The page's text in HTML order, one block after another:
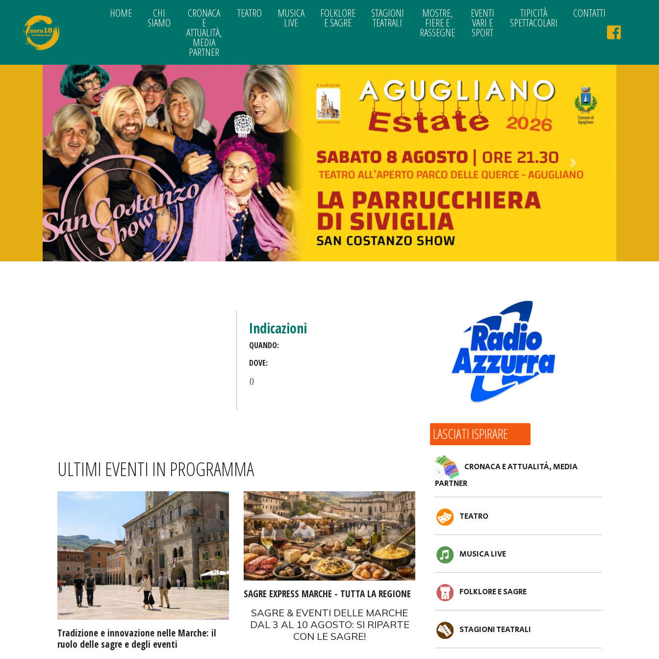
HOME CHI
SIAMO
CRONACA
E
ATTUALITÀ,
MEDIA
PARTNER
TEATRO MUSICA
LIVE
FOLKLORE
E SAGRE
STAGIONI
TEATRALI
MOSTRE,
FIERE E
RASSEGNE
EVENTI
VARI E
SPORT
TIPICITÀ
SPETTACOLARI
CONTATTI
Previous Next
Indicazioni
QUANDO:
DOVE:
()
ULTIMI EVENTI IN PROGRAMMA
Tradizione e innovazione nelle Marche: il
ruolo delle sagre e degli eventi
SAGRE EXPRESS MARCHE - TUTTA LA REGIONE
SAGRE & EVENTI DELLE MARCHE
DAL 3 AL 10 AGOSTO: SI RIPARTE
CON LE SAGRE!
LASCIATI ISPIRARE
CRONACA E ATTUALITÀ, MEDIA
PARTNER
TEATRO
MUSICA LIVE
FOLKLORE E SAGRE
STAGIONI TEATRALI